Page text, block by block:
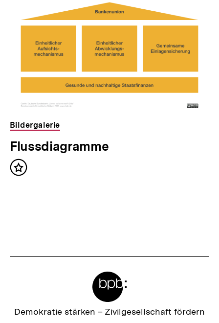
Bildergalerie
Flussdiagramme
Inhalt
Zur
Demokratie stärken – Zivilgesellschaft fördern